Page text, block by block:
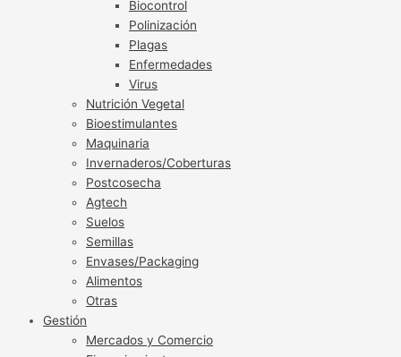
Biocontrol
Polinización
Plagas
Enfermedades
Virus
Nutrición Vegetal
Bioestimulantes
Maquinaria
Invernaderos/Coberturas
Postcosecha
Agtech
Suelos
Semillas
Envases/Packaging
Alimentos
Otras
Gestión
Mercados y Comercio